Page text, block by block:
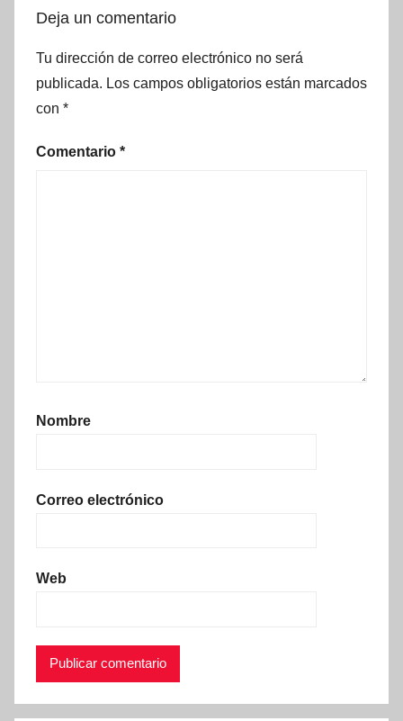
Deja un comentario
Tu dirección de correo electrónico no será
publicada. Los campos obligatorios están marcados
con *
Comentario *
Nombre
Correo electrónico
Web